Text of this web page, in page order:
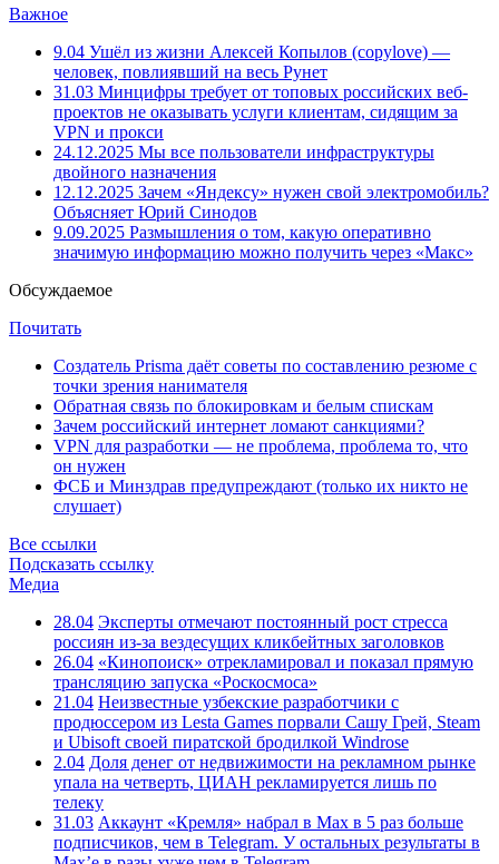
Важное
9.04 Ушёл из жизни Алексей Копылов (copylove) —
человек, повлиявший на весь Рунет
31.03 Минцифры требует от топовых российских веб-
проектов не оказывать услуги клиентам, сидящим за
VPN и прокси
24.12.2025 Мы все пользователи инфраструктуры
двойного назначения
12.12.2025 Зачем «Яндексу» нужен свой электромобиль?
Объясняет Юрий Синодов
9.09.2025 Размышления о том, какую оперативно
значимую информацию можно получить через «Макс»
Обсуждаемое
Почитать
Создатель Prisma даёт советы по составлению резюме с
точки зрения нанимателя
Обратная связь по блокировкам и белым спискам
Зачем российский интернет ломают санкциями?
VPN для разработки — не проблема, проблема то, что
он нужен
ФСБ и Минздрав предупреждают (только их никто не
слушает)
Все ссылки
Подсказать ссылку
Медиа
28.04 Эксперты отмечают постоянный рост стресса
россиян из-за вездесущих кликбейтных заголовков
26.04 «Кинопоиск» отрекламировал и показал прямую
трансляцию запуска «Роскосмоса»
21.04 Неизвестные узбекские разработчики с
продюссером из Lesta Games порвали Сашу Грей, Steam
и Ubisoft своей пиратской бродилкой Windrose
2.04 Доля денег от недвижимости на рекламном рынке
упала на четверть, ЦИАН рекламируется лишь по
телеку
31.03 Аккаунт «Кремля» набрал в Max в 5 раз больше
подписчиков, чем в Telegram. У остальных результаты в